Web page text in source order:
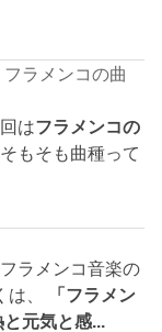
ラメンコの曲
はフラメンコの
もそも曲種って
ラメンコ音楽の
は、
「フラメン
元気と感...